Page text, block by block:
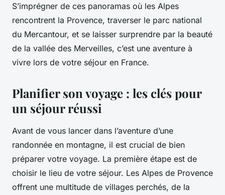
S’imprégner de ces panoramas où les Alpes
rencontrent la Provence, traverser le parc national
du Mercantour, et se laisser surprendre par la beauté
de la vallée des Merveilles, c’est une aventure à
vivre lors de votre séjour en France.
Planifier son voyage : les clés pour
un séjour réussi
Avant de vous lancer dans l’aventure d’une
randonnée en montagne, il est crucial de bien
préparer votre voyage. La première étape est de
choisir le lieu de votre séjour. Les Alpes de Provence
offrent une multitude de villages perchés, de la